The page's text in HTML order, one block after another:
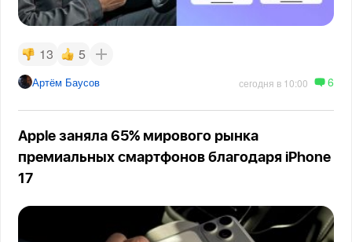
13 5
Артём Баусов сегодня в 10:00 6
Apple заняла 65% мирового рынка
премиальных смартфонов благодаря iPhone
17